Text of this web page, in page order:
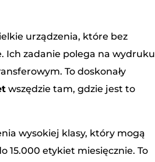
urządzenia, które bez
Ich zadanie polega na wydruku
To doskonały
wszędzie tam, gdzie jest to
wysokiej klasy, który mogą
15.000 etykiet miesięcznie. To